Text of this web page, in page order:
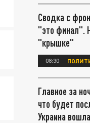
Сводка с
"это финал".
"крышке"
08:30
Главное за
что будет
Украина